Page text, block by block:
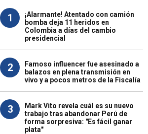
1
¡Alarmante! Atentado con camión
bomba deja 11 heridos en
Colombia a días del cambio
presidencial
2
Famoso influencer fue asesinado a
balazos en plena transmisión en
vivo y a pocos metros de la Fiscalía
3
Mark Vito revela cuál es su nuevo
trabajo tras abandonar Perú de
forma sorpresiva: "Es fácil ganar
plata"